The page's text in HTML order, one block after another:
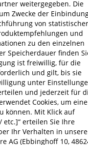
weitergegeben. Die
Zwecke der
von statistischer
und
zu den einzelnen
Speicherdauer finden
ist freiwillig, für die
und gilt, bis sie
unter
und jederzeit für
Cookies, um eine
können. Mit Klick auf
erteilen Sie Ihre
Ihr Verhalten in
AG (Ebbinghoff 10,